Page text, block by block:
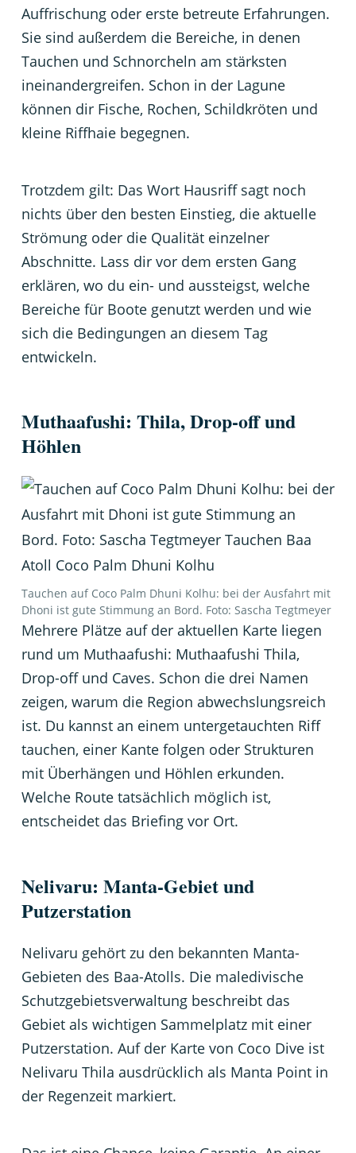
Auffrischung oder erste betreute Erfahrungen.
Sie sind außerdem die Bereiche, in denen
Tauchen und Schnorcheln am stärksten
ineinandergreifen. Schon in der Lagune
können dir Fische, Rochen, Schildkröten und
kleine Riffhaie begegnen.
Trotzdem gilt: Das Wort Hausriff sagt noch
nichts über den besten Einstieg, die aktuelle
Strömung oder die Qualität einzelner
Abschnitte. Lass dir vor dem ersten Gang
erklären, wo du ein- und aussteigst, welche
Bereiche für Boote genutzt werden und wie
sich die Bedingungen an diesem Tag
entwickeln.
Muthaafushi: Thila, Drop-off und
Höhlen
Tauchen auf Coco Palm Dhuni Kolhu: bei der Ausfahrt mit
Dhoni ist gute Stimmung an Bord. Foto: Sascha Tegtmeyer
Mehrere Plätze auf der aktuellen Karte liegen
rund um Muthaafushi: Muthaafushi Thila,
Drop-off und Caves. Schon die drei Namen
zeigen, warum die Region abwechslungsreich
ist. Du kannst an einem untergetauchten Riff
tauchen, einer Kante folgen oder Strukturen
mit Überhängen und Höhlen erkunden.
Welche Route tatsächlich möglich ist,
entscheidet das Briefing vor Ort.
Nelivaru: Manta-Gebiet und
Putzerstation
Nelivaru gehört zu den bekannten Manta-
Gebieten des Baa-Atolls. Die maledivische
Schutzgebietsverwaltung beschreibt das
Gebiet als wichtigen Sammelplatz mit einer
Putzerstation. Auf der Karte von Coco Dive ist
Nelivaru Thila ausdrücklich als Manta Point in
der Regenzeit markiert.